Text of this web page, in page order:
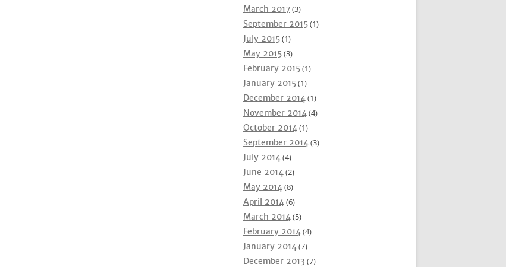
March 2017(3)
September 2015(1)
July 2015(1)
May 2015(3)
February 2015(1)
January 2015(1)
December 2014(1)
November 2014(4)
October 2014(1)
September 2014(3)
July 2014(4)
June 2014(2)
May 2014(8)
April 2014(6)
March 2014(5)
February 2014(4)
January 2014(7)
December 2013 (7)